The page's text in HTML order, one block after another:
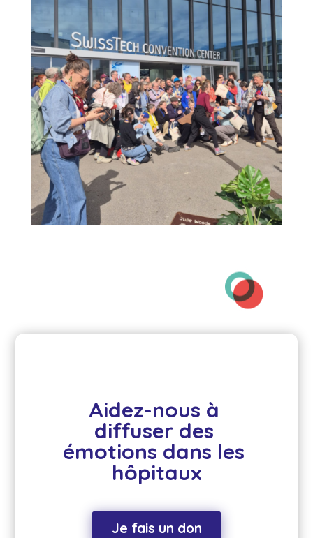
Aidez-nous à
diffuser des
émotions dans les
hôpitaux
Je fais un don